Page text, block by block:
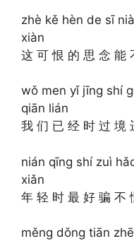
zhè kě hèn de sī
xiàn
这 可 恨 的 思 念 能
wǒ men yǐ jīng shí
qiān lián
我 们 已 经 时 过 境
nián qīng shí zuì
xiǎn
年 轻 时 最 好 骗 不
měng dǒng tiān